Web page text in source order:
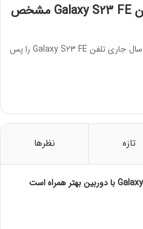
کیفیت دوربین اصلی تلفن Galaxy S23 FE مشخص
شرکت سامسونگ در نظر دارد اواخر سال جاری تلفن Galaxy S23 FE را پس
تازه نظرها